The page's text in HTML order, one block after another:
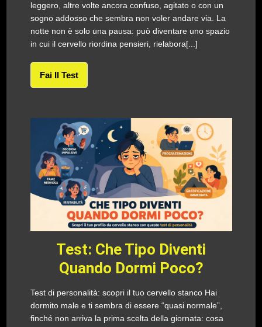
leggero, altre volte ancora confuso, agitato o con un
sogno addosso che sembra non voler andare via. La
notte non è solo una pausa: può diventare uno spazio
in cui il cervello riordina pensieri, rielabora[...]
Fai Il Test
Test: Che Tipo Diventi
Quando Dormi Poco?
Test di personalità: scopri il tuo cervello stanco Hai
dormito male e ti sembra di essere “quasi normale”,
finché non arriva la prima scelta della giornata: cosa